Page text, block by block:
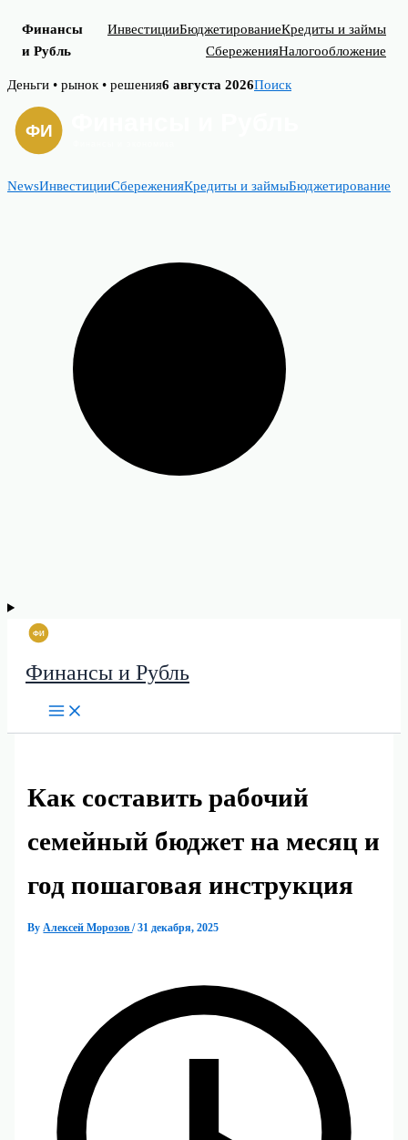
Финансы
и Рубль
ИнвестицииБюджетированиеКредиты и займы
СбереженияНалогообложение
Skip
content
Деньги • рынок • решения6 августа 2026Поиск
NewsИнвестицииСбереженияКредиты и займыБюджетирование
Финансы и Рубль
Как составить рабочий
семейный бюджет на месяц и
год пошаговая инструкция
ByАлексей Морозов/31 декабря, 2025